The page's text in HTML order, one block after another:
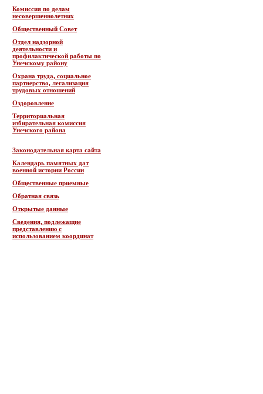
Комиссия по делам
несовершеннолетних
Общественный Совет
Отдел надзорной
деятельности и
профилактической работы по
Унечскому району
Охрана труда, социальное
партнерство, легализация
трудовых отношений
Оздоровление
Территориальная
избирательная комиссия
Унечского района
Законодательная карта сайта
Календарь памятных дат
военной истории России
Общественные приемные
Обратная связь
Открытые данные
Сведения, подлежащие
представлению с
использованием координат